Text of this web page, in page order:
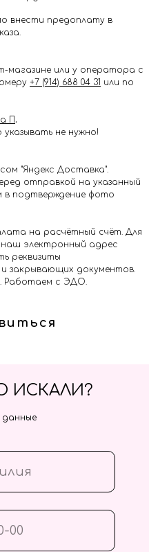
внести предоплату в
магазине или у оператора с
+7 (914) 688 04 31 или по
П .
не нужно!
"Яндекс Доставка".
отправкой на указанный
в подтверждение фото
на расчётный счёт. Для
электронный адрес
реквизиты
закрывающих документов.
Работаем с ЭДО.
ИСКАЛИ?
данные